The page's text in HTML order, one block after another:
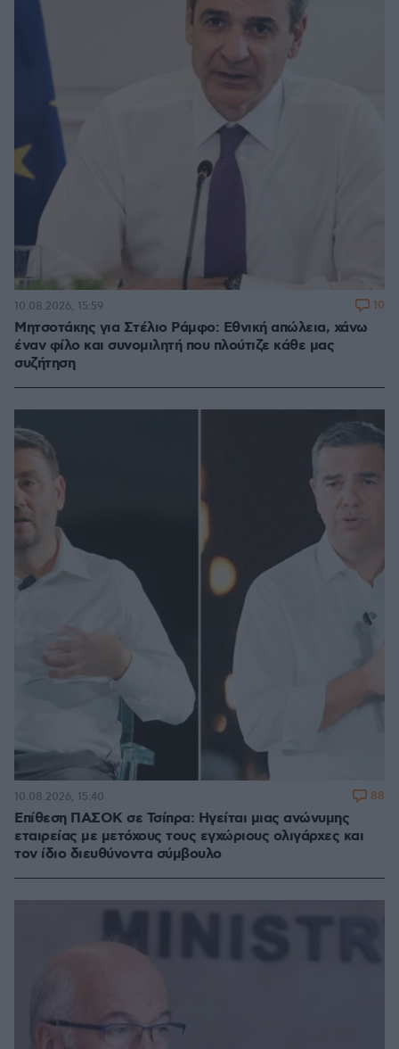
Μητσοτάκης για Στέλιο Ράμφο: Εθνική απώλεια, χάνω
έναν φίλο και συνομιλητή που πλούτιζε κάθε μας
συζήτηση
10.08.2026, 15:59 10
Επίθεση ΠΑΣΟΚ σε Τσίπρα: Ηγείται μιας ανώνυμης
εταιρείας με μετόχους τους εγχώριους ολιγάρχες και
τον ίδιο διευθύνοντα σύμβουλο
10.08.2026, 15:40 88